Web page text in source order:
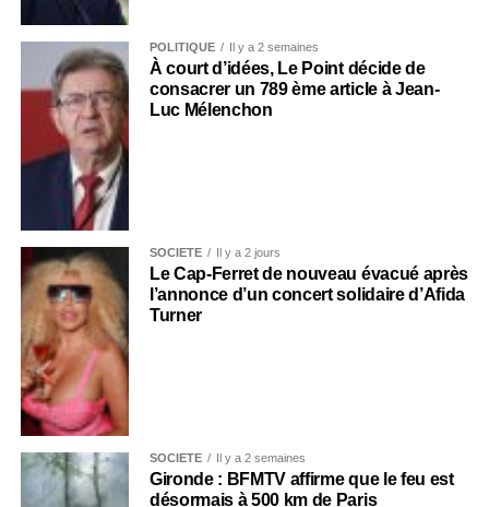
POLITIQUE Il y a 2 semaines
À court d’idées, Le Point décide de
consacrer un 789 ème article à Jean-
Luc Mélenchon
SOCIÉTÉ Il y a 2 jours
Le Cap-Ferret de nouveau évacué après
l’annonce d’un concert solidaire d’Afida
Turner
SOCIÉTÉ Il y a 2 semaines
Gironde : BFMTV affirme que le feu est
désormais à 500 km de Paris